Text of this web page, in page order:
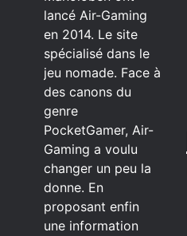
lancé Air-Gaming
en 2014. Le site
spécialisé dans le
jeu nomade. Face à
des canons du
genre
PocketGamer, Air-
Gaming a voulu
changer un peu la
donne. En
proposant enfin
une information